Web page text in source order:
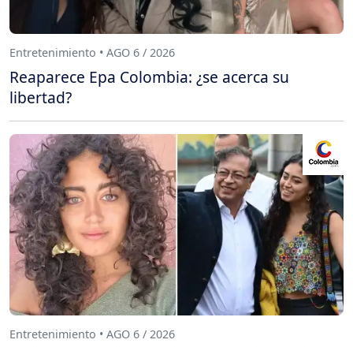
Entretenimiento • AGO 6 / 2026
Reaparece Epa Colombia: ¿se acerca su
libertad?
Entretenimiento • AGO 6 / 2026